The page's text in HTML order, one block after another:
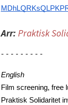
Arr: Praktisk
- - - - - - - - -
English
Film screening, free
Praktisk Solidaritet